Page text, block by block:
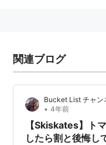
関連ブログ
Bucket List チャン
• 4年前
【Skiskates】ト
したら割と後悔し